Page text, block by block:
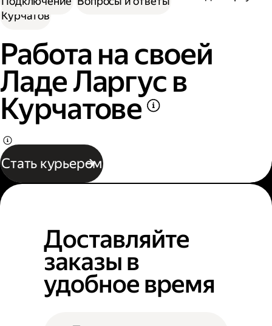
Курчатов
Работа на своей
Ладе Ларгус в
Курчатове
Стать курьером
Доставляйте
заказы в
удобное время